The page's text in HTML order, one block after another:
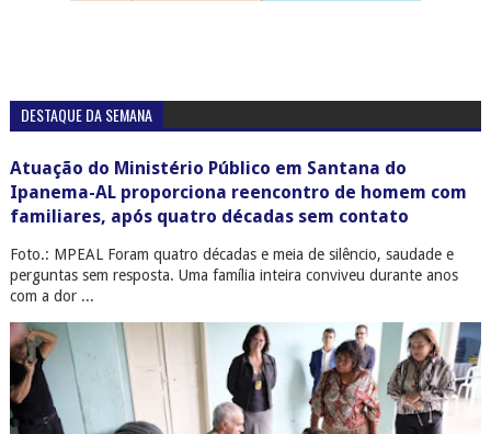
DESTAQUE DA SEMANA
Atuação do Ministério Público em Santana do
Ipanema-AL proporciona reencontro de homem com
familiares, após quatro décadas sem contato
Foto.: MPEAL Foram quatro décadas e meia de silêncio, saudade e
perguntas sem resposta. Uma família inteira conviveu durante anos
com a dor ...